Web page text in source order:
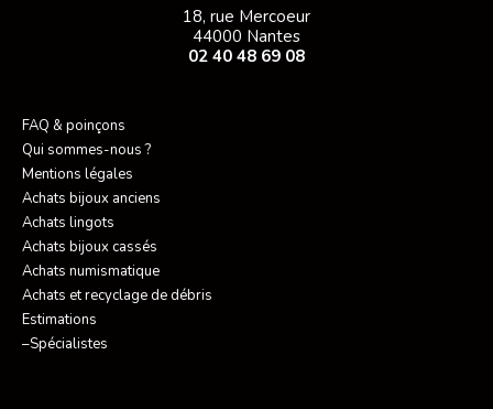
18, rue Mercoeur
44000 Nantes
02 40 48 69 08
FAQ & poinçons
Qui sommes-nous ?
Mentions légales
Achats bijoux anciens
Achats lingots
Achats bijoux cassés
Achats numismatique
Achats et recyclage de débris
Estimations
–Spécialistes